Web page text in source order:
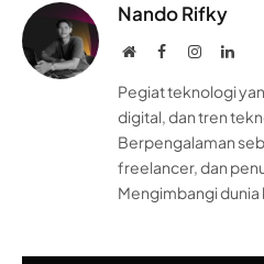
Nando Rifky
WebsiteFacebookInstagram
Pegiat teknologi
digital, dan tren
Berpengalaman
freelancer, dan
Mengimbangi dunia